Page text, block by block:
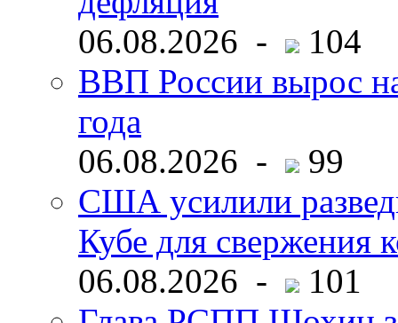
06.08.2026 -
104
ВВП России вырос
года
06.08.2026 -
99
США усилили
Кубе для свержения
06.08.2026 -
101